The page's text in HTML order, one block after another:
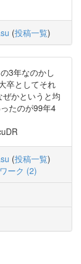
(投稿一覧)
3年なのかし
卒としてそれ
かというと均
たのが99年4
(投稿一覧)
ーク (2)